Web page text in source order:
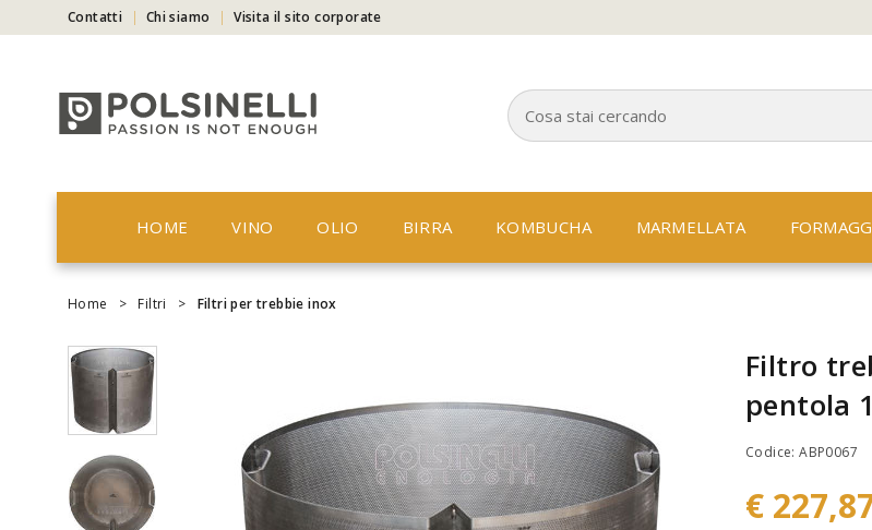
Contatti Chi siamo Visita il sito corporate
HOME VINO OLIO BIRRA KOMBUCHA MARMELLATA
Home > Filtri > Filtri per trebbie inox
Filtro
pentola
Codice: ABP0067
€